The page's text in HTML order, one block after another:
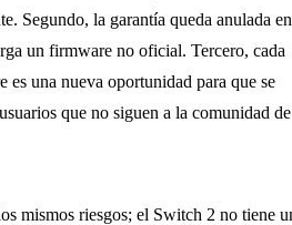
Segundo, la garantía queda anulada en
un firmware no oficial. Tercero, cada
es una nueva oportunidad para que se
que no siguen a la comunidad de
mismos riesgos; el Switch 2 no tiene